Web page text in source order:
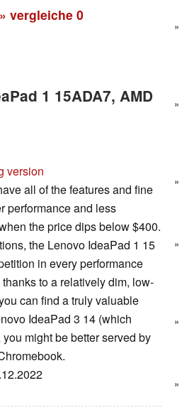
» vergleiche 0
1 15ADA7, AMD
version
all of the features and fine
performance and less
the price dips below $400.
the Lenovo IdeaPad 1 15
in every performance
to a relatively dim, low-
can find a truly valuable
IdeaPad 3 14 (which
might be better served by